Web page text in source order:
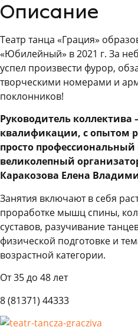
Описание
Театр танца «Грация»
«Юбилейный» в 2021 г. За
успел произвести фурор,
творческими номерами и
поклонников!
Руководитель
квалификации, с опытом
просто профессиональный
великолепный
Каракозова Елена
Занятия включают в себя
проработке мышц спины,
суставов, разучивание
физической подготовке и
возрастной категории.
От 35 до 48 лет
8 (81371) 44333